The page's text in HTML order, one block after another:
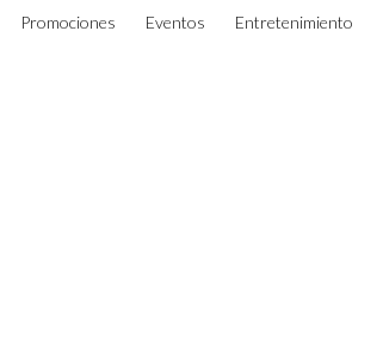
Promociones Eventos Entretenimiento